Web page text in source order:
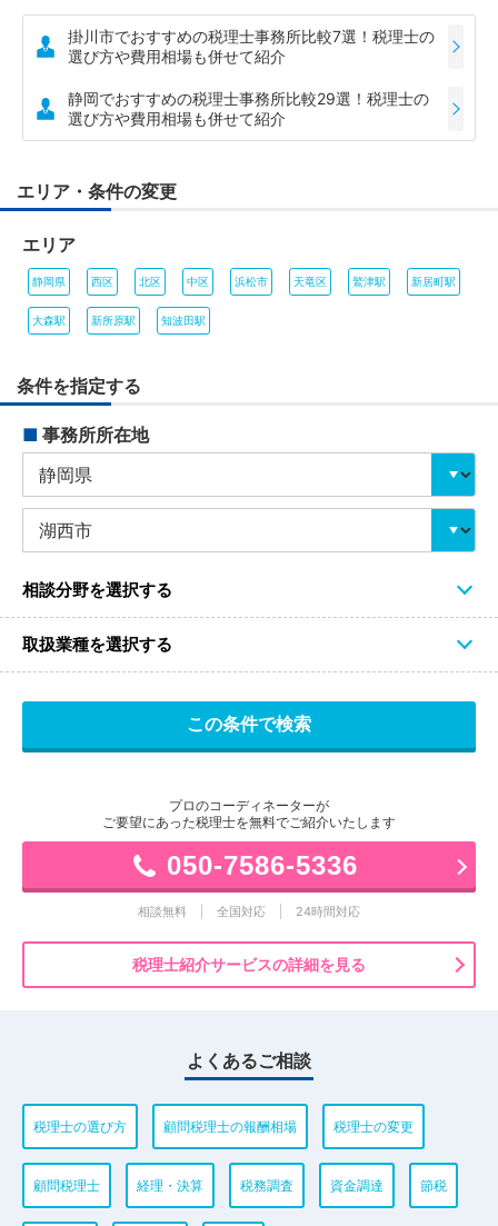
掛川市でおすすめの税理士事務所比較7選！税理士の
選び方や費用相場も併せて紹介
静岡でおすすめの税理士事務所比較29選！税理士の
選び方や費用相場も併せて紹介
エリア・条件の変更
エリア
静岡県 西区 北区 中区 浜松市 天竜区 鷲津駅 新居町駅
大森駅 新所原駅 知波田駅
条件を指定する
■ 事務所所在地
相談分野を選択する
取扱業種を選択する
プロのコーディネーターが
ご要望にあった税理士を無料でご紹介いたします
050-7586-5336
相談無料 全国対応 24時間対応
税理士紹介サービスの詳細を見る
よくあるご相談
税理士の選び方 顧問税理士の報酬相場 税理士の変更
顧問税理士 経理・決算 税務調査 資金調達 節税